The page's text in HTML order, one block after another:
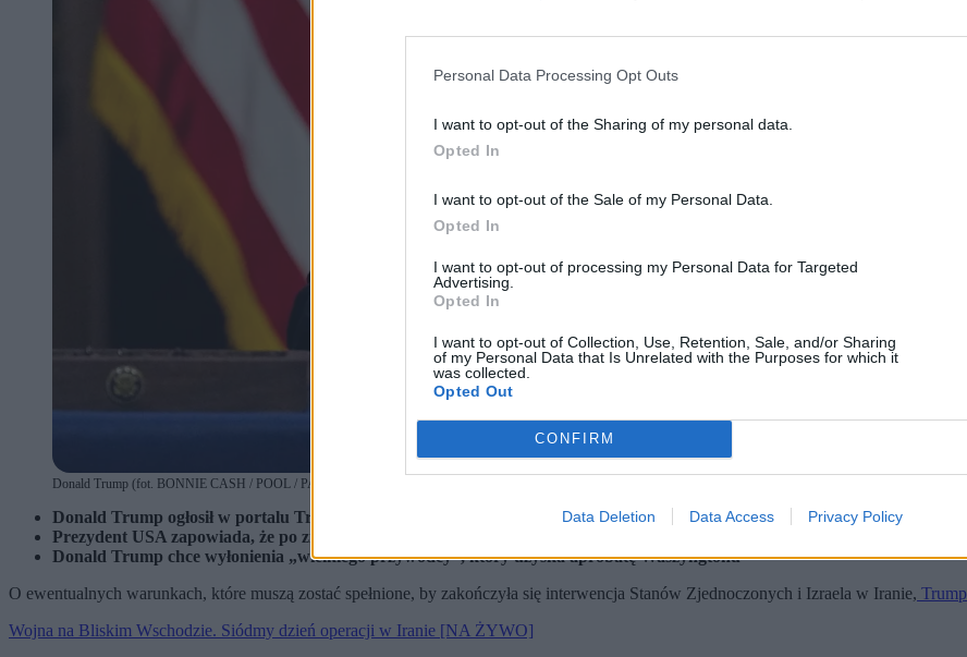
Personal Data Processing Opt Outs
I want to opt-out of the Sharing of my personal data.
Opted In
I want to opt-out of the Sale of my Personal Data.
Opted In
I want to opt-out of processing my Personal Data for Targeted
Advertising.
Opted In
I want to opt-out of Collection, Use, Retention, Sale, and/or Sharing
of my Personal Data that Is Unrelated with the Purposes for which it
was collected.
Opted Out
CONFIRM
Data Deletion Data Access Privacy Policy
Donald Trump (fot. BONNIE CASH / POOL / PAP / EPA)
Donald Trump ogłosił w portalu Truth Social, że nie uzna żadnego porozumienia poza całkowitym poddaniem się Teheranu.
Prezydent USA zapowiada, że po zmianie władzy Iran stanie się silniejszy niż kiedykolwiek wcześniej.
Donald Trump chce wyłonienia „wielkiego przywódcy”, który uzyska aprobatę Waszyngtonu
O ewentualnych warunkach, które muszą zostać spełnione, by zakończyła się interwencja Stanów Zjednoczonych i Izraela w Iranie, Trump
Wojna na Bliskim Wschodzie. Siódmy dzień operacji w Iranie [NA ŻYWO]